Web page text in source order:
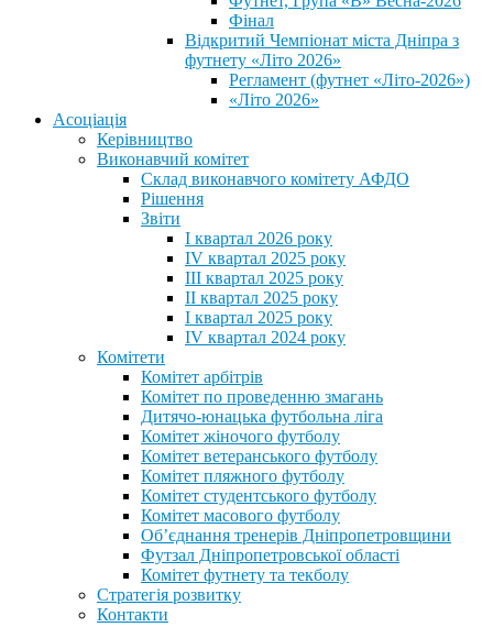
Фінал
Відкритий Чемпіонат міста Дніпра з
футнету «Літо 2026»
Регламент (футнет «Літо-2026»)
«Літо 2026»
Асоціація
Керівництво
Виконавчий комітет
Склад виконавчого комітету АФДО
Рішення
Звіти
I квартал 2026 року
IV квартал 2025 року
III квартал 2025 року
II квартал 2025 року
I квартал 2025 року
IV квартал 2024 року
Комітети
Комітет арбітрів
Комітет по проведенню змагань
Дитячо-юнацька футбольна ліга
Комітет жіночого футболу
Комітет ветеранського футболу
Комітет пляжного футболу
Комітет студентського футболу
Комітет масового футболу
Обʼєднання тренерів Дніпропетровщини
Футзал Дніпропетровської області
Комітет футнету та текболу
Стратегія розвитку
Контакти